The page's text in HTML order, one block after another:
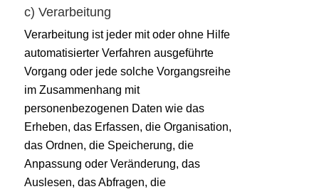
c) Verarbeitung
Verarbeitung ist jeder mit oder ohne Hilfe
automatisierter Verfahren ausgeführte
Vorgang oder jede solche Vorgangsreihe
im Zusammenhang mit
personenbezogenen Daten wie das
Erheben, das Erfassen, die Organisation,
das Ordnen, die Speicherung, die
Anpassung oder Veränderung, das
Auslesen, das Abfragen, die